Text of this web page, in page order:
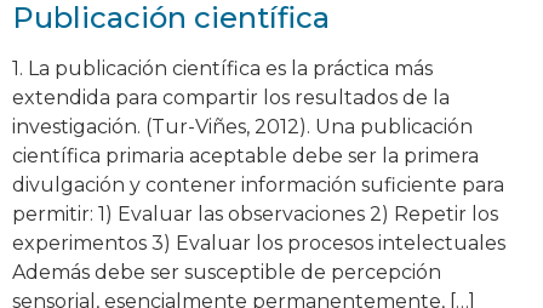
Publicación científica
1. La publicación científica es la práctica más
extendida para compartir los resultados de la
investigación. (Tur-Viñes, 2012). Una publicación
científica primaria aceptable debe ser la primera
divulgación y contener información suficiente para
permitir: 1) Evaluar las observaciones 2) Repetir los
experimentos 3) Evaluar los procesos intelectuales
Además debe ser susceptible de percepción
sensorial, esencialmente permanentemente, […]